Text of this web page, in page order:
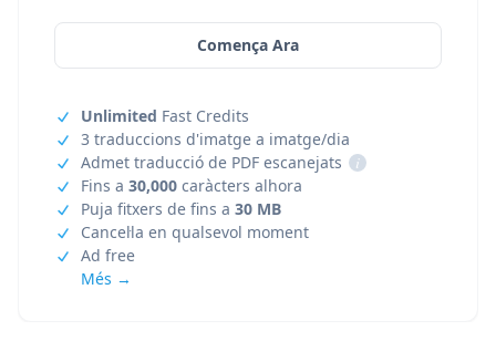
Comença Ara
Unlimited Fast Credits
3 traduccions d'imatge a imatge/dia
Admet traducció de PDF escanejats
i
Fins a 30,000 caràcters alhora
Puja fitxers de fins a 30 MB
Cancel·la en qualsevol moment
Ad free
Més →